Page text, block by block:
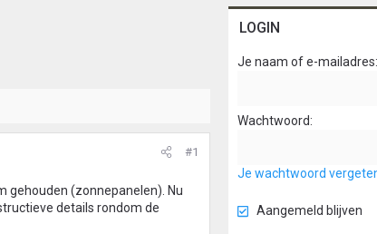
#1
gehouden (zonnepanelen). Nu
details rondom de
LOGIN
Je naam of e-mailadres
Wachtwoord
Je wachtwoord
Aangemeld blijven